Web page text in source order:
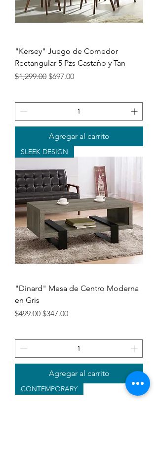
"Kersey" Juego de Comedor
Rectangular 5 Pzs Castaño y Tan
Precio
$1,299.00 Precio de oferta
$697.00
Agregar al carrito
SLEEK DESIGN
"Dinard" Mesa de Centro Moderna
en Gris
Precio
$499.00 Precio de oferta
$347.00
Agregar al carrito
CONTEMPORARY